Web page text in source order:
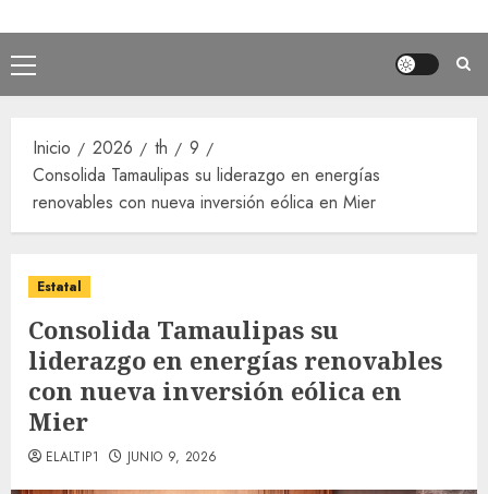
Menú
principal
Inicio 2026 th
9
Consolida Tamaulipas su liderazgo en energías
renovables con nueva inversión eólica en Mier
Estatal
Consolida Tamaulipas su
liderazgo en energías renovables
con nueva inversión eólica en
Mier
ELALTIP1 JUNIO 9, 2026